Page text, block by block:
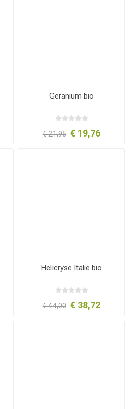
Geranium bio
€ 21,95 € 19,76
Helicryse Italie bio
€ 44,00 € 38,72